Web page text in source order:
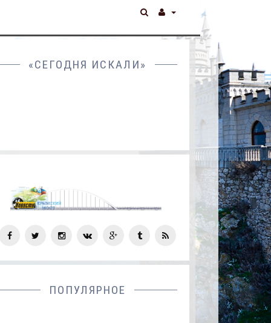
«СЕГОДНЯ ИСКАЛИ»
СОЦ
СЕТИ
ПОПУЛЯРНОЕ